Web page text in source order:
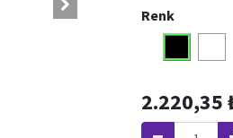
Renk
2.220,35